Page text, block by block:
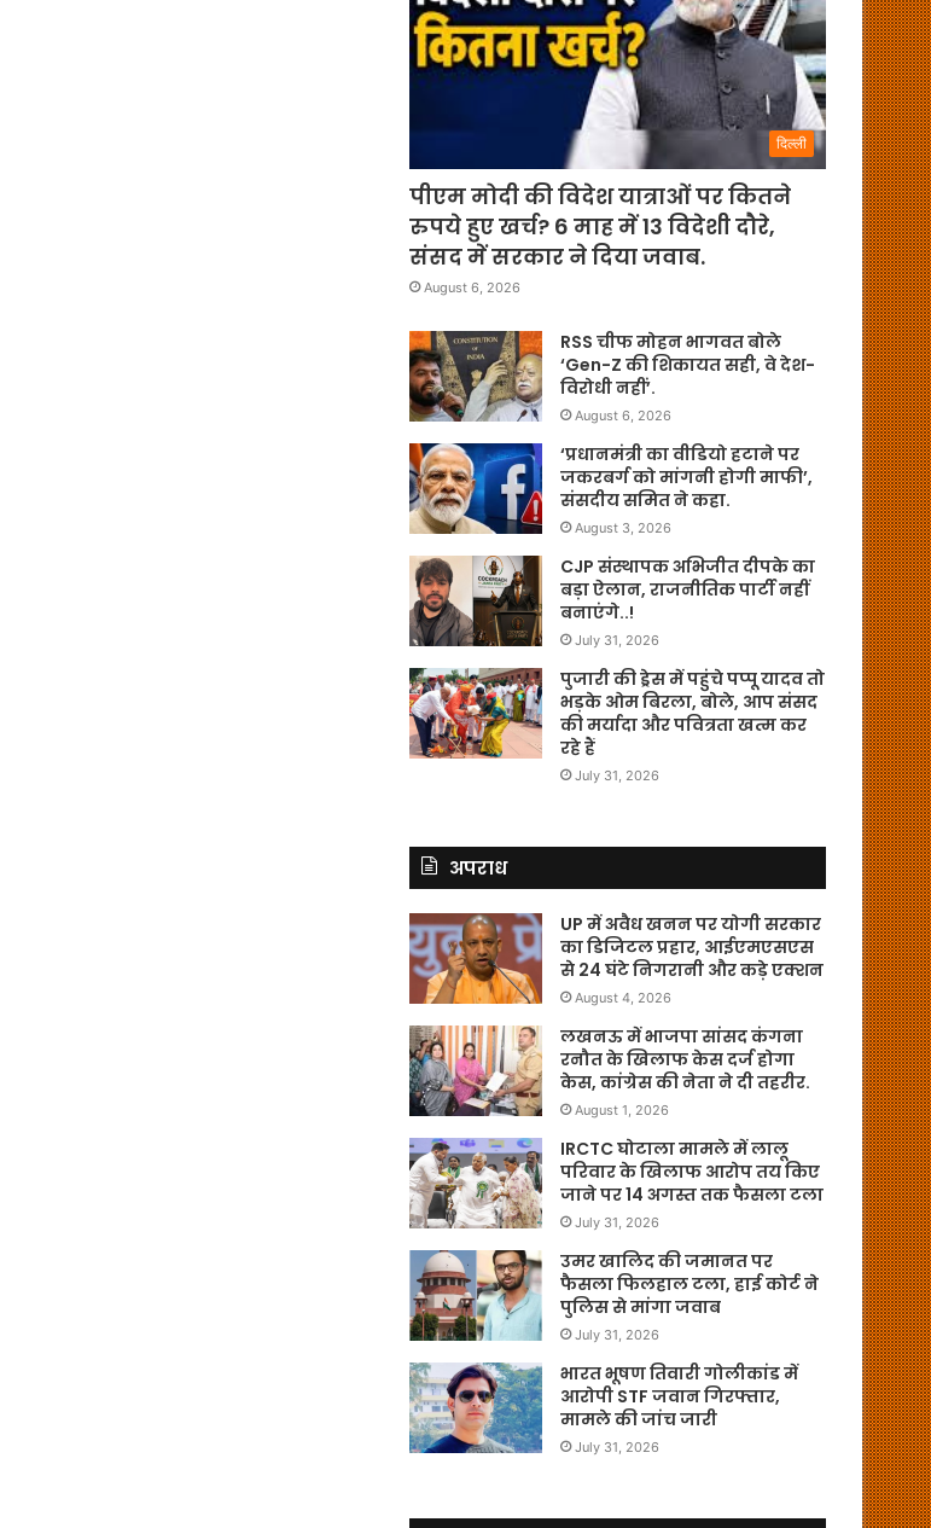
दिल्ली
पीएम मोदी की विदेश यात्राओं पर कितने
रुपये हुए खर्च? 6 माह में 13 विदेशी दौरे,
संसद में सरकार ने दिया जवाब.
August 6, 2026
RSS चीफ मोहन भागवत बोले
‘Gen-Z की शिकायत सही, वे देश-
विरोधी नहीं’.
August 6, 2026
‘प्रधानमंत्री का वीडियो हटाने पर
जकरबर्ग को मांगनी होगी माफी’,
संसदीय समित ने कहा.
August 3, 2026
CJP संस्थापक अभिजीत दीपके का
बड़ा ऐलान, राजनीतिक पार्टी नहीं
बनाएंगे..!
July 31, 2026
पुजारी की ड्रेस में पहुंचे पप्पू यादव तो
भड़के ओम बिरला, बोले, आप संसद
की मर्यादा और पवित्रता खत्म कर
रहे हैं
July 31, 2026
अपराध
UP में अवैध खनन पर योगी सरकार
का डिजिटल प्रहार, आईएमएसएस
से 24 घंटे निगरानी और कड़े एक्शन
August 4, 2026
लखनऊ में भाजपा सांसद कंगना
रनौत के खिलाफ केस दर्ज होगा
केस, कांग्रेस की नेता ने दी तहरीर.
August 1, 2026
IRCTC घोटाला मामले में लालू
परिवार के खिलाफ आरोप तय किए
जाने पर 14 अगस्त तक फैसला टला
July 31, 2026
उमर खालिद की जमानत पर
फैसला फिलहाल टला, हाई कोर्ट ने
पुलिस से मांगा जवाब
July 31, 2026
भारत भूषण तिवारी गोलीकांड में
आरोपी STF जवान गिरफ्तार,
मामले की जांच जारी
July 31, 2026